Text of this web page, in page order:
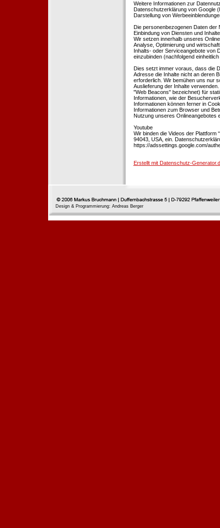
Weitere Informationen zur
Datenschutzerklärung von Google
Darstellung von
Die personenbezogenen Daten der
Einbindung von Diensten und
Wir setzen innerhalb unseres
Analyse, Optimierung und
Inhalts- oder Serviceangebote von
einzubinden (nachfolgend
Dies setzt immer voraus, dass die
Adresse die Inhalte nicht an deren
erforderlich. Wir bemühen uns nur
Auslieferung der Inhalte
"Web Beacons" bezeichnet) für
Informationen, wie der
Informationen können ferner in
Informationen zum Browser und
Nutzung unseres Onlineangebotes
Youtube
Wir binden die Videos der Plattform
94043, USA, ein.
https://adssettings.google.com/
Erstellt mit Datenschutz-
Design & Programmierung: Andreas Berger